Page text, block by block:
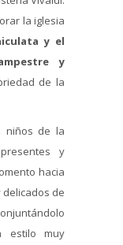
la iglesia
y el
y
de la
niños de la
y
hacia
de
estilo muy